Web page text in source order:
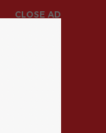
CLOSE AD